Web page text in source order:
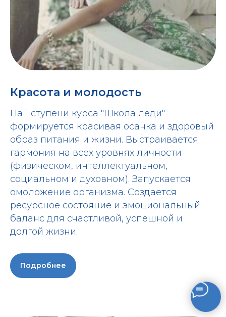
Красота и молодость
На 1 ступени курса "Школа леди"
формируется красивая осанка и здоровый
образ питания и жизни. Выстраивается
гармония на всех уровнях личности
(физическом, интеллектуальном,
социальном и духовном). Запускается
омоложение организма. Создается
ресурсное состояние и эмоциональный
баланс для счастливой, успешной и
долгой жизни.
Подробнее